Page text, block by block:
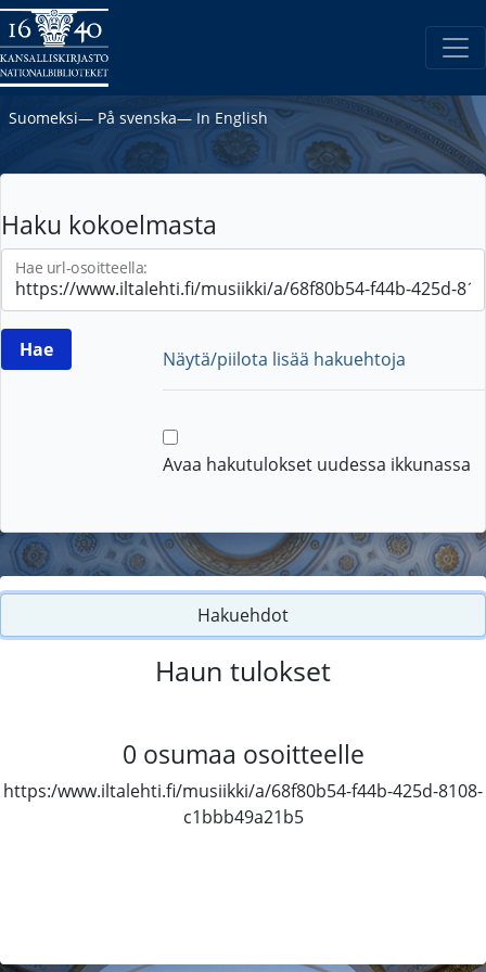
Suomeksi― På svenska― In English
Haku kokoelmasta
Hae url-osoitteella:
Näytä/piilota lisää hakuehtoja
Avaa hakutulokset uudessa ikkunassa
Hakuehdot
Haun tulokset
0 osumaa osoitteelle
https:/www.iltalehti.fi/musiikki/a/68f80b54-f44b-425d-8108-
c1bbb49a21b5